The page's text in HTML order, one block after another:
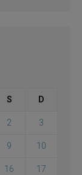
S D
2 3
9 10
16 17